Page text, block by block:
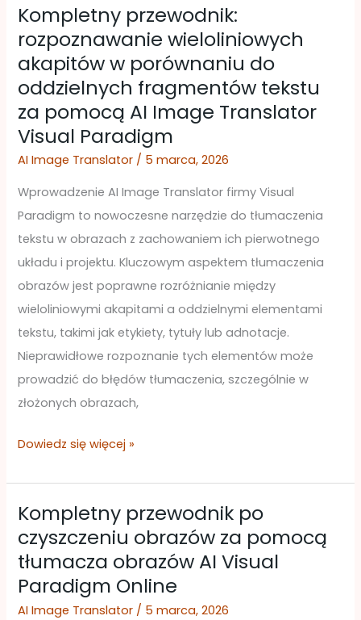
Kompletny przewodnik:
rozpoznawanie wieloliniowych
akapitów w porównaniu do
oddzielnych fragmentów tekstu
za pomocą AI Image Translator
Visual Paradigm
AI Image Translator / 5 marca, 2026
Wprowadzenie AI Image Translator firmy Visual
Paradigm to nowoczesne narzędzie do tłumaczenia
tekstu w obrazach z zachowaniem ich pierwotnego
układu i projektu. Kluczowym aspektem tłumaczenia
obrazów jest poprawne rozróżnianie między
wieloliniowymi akapitami a oddzielnymi elementami
tekstu, takimi jak etykiety, tytuły lub adnotacje.
Nieprawidłowe rozpoznanie tych elementów może
prowadzić do błędów tłumaczenia, szczególnie w
złożonych obrazach,
Kompletny
przewodnik:
rozpoznawanie
wieloliniowych
akapitów
w
porównaniu
oddzielnych
fragmentów
tekstu
za
pomocą
AI
Image
Translator
Visual
Paradigm
Dowiedz się więcej »
Kompletny przewodnik po
czyszczeniu obrazów za pomocą
tłumacza obrazów AI Visual
Paradigm Online
AI Image Translator / 5 marca, 2026
Kompletny
przewodnik
po
czyszczeniu
obrazów